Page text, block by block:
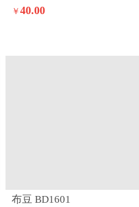
￥ 40.00
布豆 BD1601